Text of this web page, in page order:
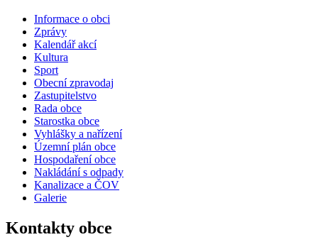
Informace o obci
Zprávy
Kalendář akcí
Kultura
Sport
Obecní zpravodaj
Zastupitelstvo
Rada obce
Starostka obce
Vyhlášky a nařízení
Územní plán obce
Hospodaření obce
Nakládání s odpady
Kanalizace a ČOV
Galerie
Kontakty obce